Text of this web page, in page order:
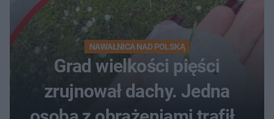
NAWAŁNICA NAD POLSKĄ
Grad wielkości pięści
zrujnował dachy. Jedna